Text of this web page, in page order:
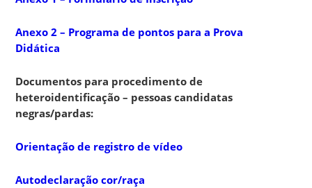
Anexo 2 – Programa de pontos para a Prova
Didática
Documentos para procedimento de
heteroidentificação – pessoas candidatas
negras/pardas:
Orientação de registro de vídeo
Autodeclaração cor/raça